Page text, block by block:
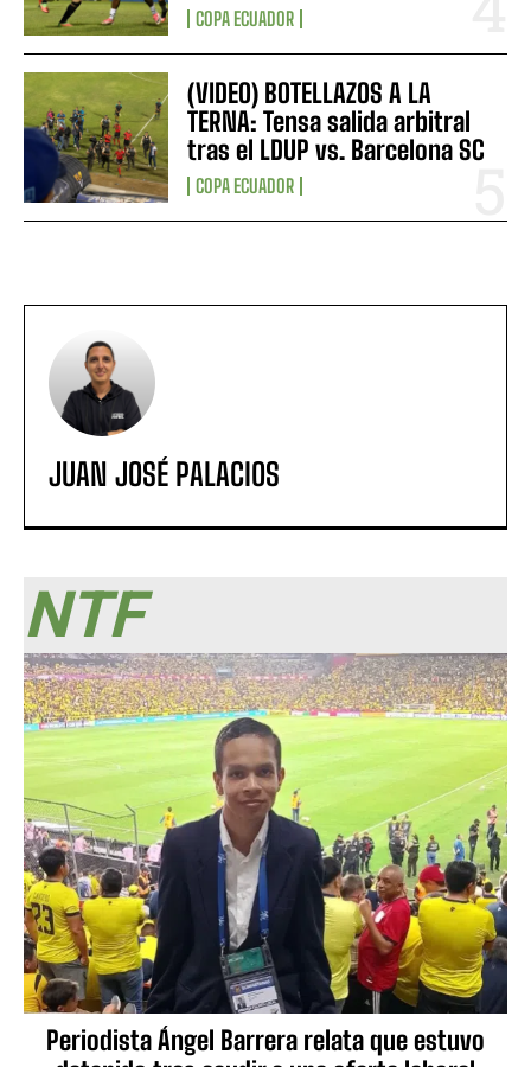
COPA ECUADOR
(VIDEO) BOTELLAZOS A LA
TERNA: Tensa salida arbitral
tras el LDUP vs. Barcelona SC
COPA ECUADOR
JUAN JOSÉ PALACIOS
NTF
Periodista Ángel Barrera relata que estuvo